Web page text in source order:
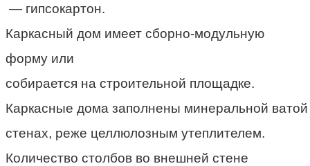
— гипсокартон.
Каркасный дом имеет сборно-модульную
форму или
собирается на строительной площадке.
Каркасные дома заполнены минеральной ватой
стенах, реже целлюлозным утеплителем.
Количество столбов во внешней стене